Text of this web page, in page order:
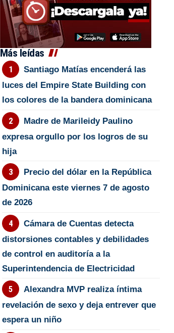
Más leídas
Santiago Matías encenderá las
luces del Empire State Building con
los colores de la bandera dominicana
Madre de Marileidy Paulino
expresa orgullo por los logros de su
hija
Precio del dólar en la República
Dominicana este viernes 7 de agosto
de 2026
Cámara de Cuentas detecta
distorsiones contables y debilidades
de control en auditoría a la
Superintendencia de Electricidad
Alexandra MVP realiza íntima
revelación de sexo y deja entrever que
espera un niño